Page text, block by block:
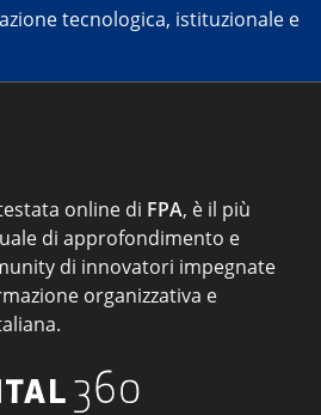
tecnologica, istituzionale e
online di FPA, è il più
di approfondimento e
di innovatori impegnate
organizzativa e